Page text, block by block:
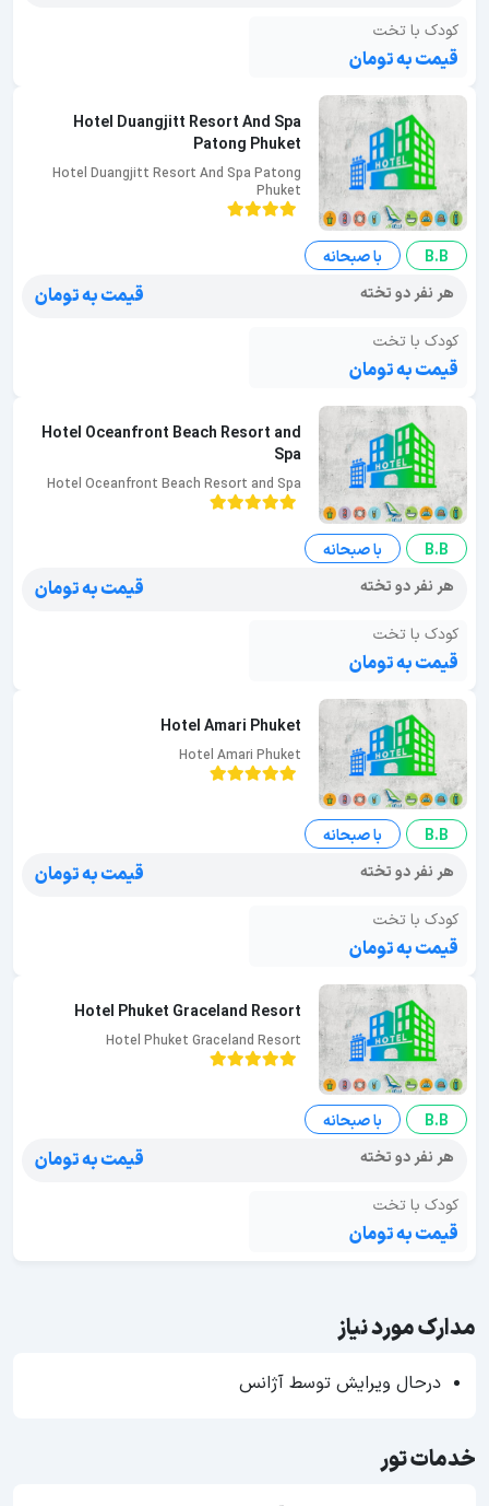
کودک با تخت
قیمت به تومان
Hotel Duangjitt Resort And Spa
Patong Phuket
Hotel Duangjitt Resort And Spa Patong
Phuket
B.B
با صبحانه
هر نفر دو تخته
قیمت به تومان
کودک با تخت
قیمت به تومان
Hotel Oceanfront Beach Resort and
Spa
Hotel Oceanfront Beach Resort and Spa
B.B
با صبحانه
هر نفر دو تخته
قیمت به تومان
کودک با تخت
قیمت به تومان
Hotel Amari Phuket
Hotel Amari Phuket
B.B
با صبحانه
هر نفر دو تخته
قیمت به تومان
کودک با تخت
قیمت به تومان
Hotel Phuket Graceland Resort
Hotel Phuket Graceland Resort
B.B
با صبحانه
هر نفر دو تخته
قیمت به تومان
کودک با تخت
قیمت به تومان
مدارک مورد نیاز
درحال ویرایش توسط آژانس
خدمات تور